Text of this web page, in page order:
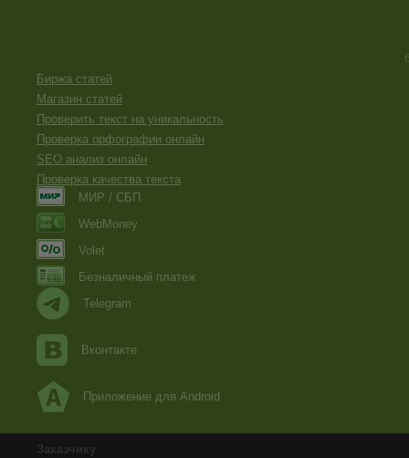
Биржа статей
Магазин статей
Проверить текст на уникальность
Проверка орфографии онлайн
SEO анализ онлайн
Проверка качества текста
МИР / СБП
WebMoney
Volet
Безналичный платеж
Telegram
Вконтакте
Приложение для Android
Заказчику